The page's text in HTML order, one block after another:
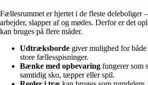
Fællesrummet er hjertet i de fleste deleboliger
arbejder, slapper af og mødes. Derfor er det
kan bruges på flere måder.
Udtræksborde giver mulighed for
store fællesspisninger.
Bænke med opbevaring fungerer som
samtidig sko, tæpper eller spil.